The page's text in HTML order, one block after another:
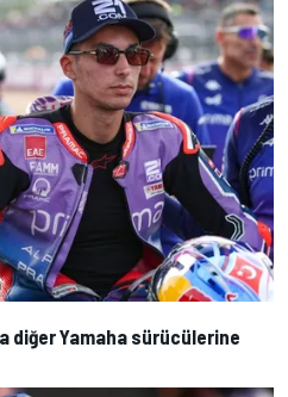
diğer Yamaha sürücülerine